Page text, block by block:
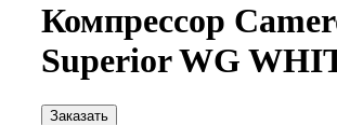
Компрессор
Superior WG
Заказать